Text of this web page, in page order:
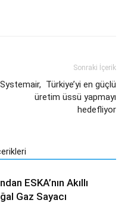
Sonraki İçerik
Systemair, Türkiye’yi en güçlü
üretim üssü yapmayı
hedefliyor
ESKA’nın Akıllı
Gaz Sayacı